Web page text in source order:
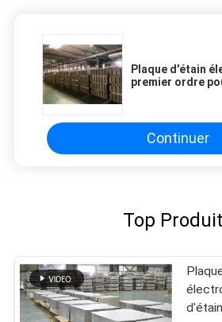
Plaque d'étain
premier ordre
Continuer
Top
d'étain